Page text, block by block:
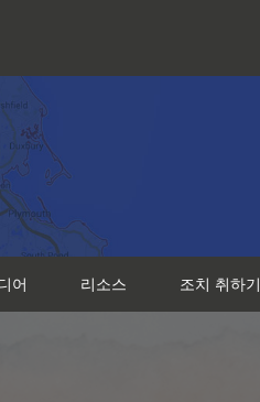
어 리소스 조치 취하기